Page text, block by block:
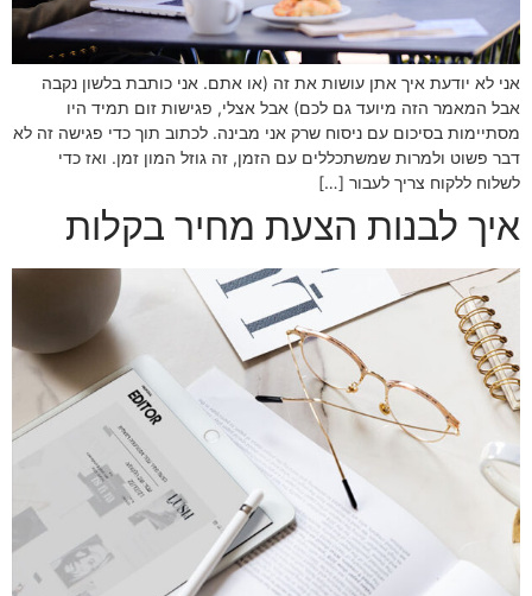
אני לא יודעת איך אתן עושות את זה (או אתם. אני כותבת בלשון נקבה
אבל המאמר הזה מיועד גם לכם) אבל אצלי, פגישות זום תמיד היו
מסתיימות בסיכום עם ניסוח שרק אני מבינה. לכתוב תוך כדי פגישה זה לא
דבר פשוט ולמרות שמשתכללים עם הזמן, זה גוזל המון זמן. ואז כדי
לשלוח ללקוח צריך לעבור […]
איך לבנות הצעת מחיר בקלות